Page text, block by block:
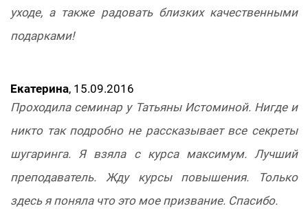
уходе, а также радовать близких качественными
подарками!
Екатерина, 15.09.2016
Проходила семинар у Татьяны Истоминой. Нигде и
никто так подробно не рассказывает все секреты
шугаринга. Я взяла с курса максимум. Лучший
преподаватель. Жду курсы повышения. Только
здесь я поняла что это мое призвание. Спасибо.